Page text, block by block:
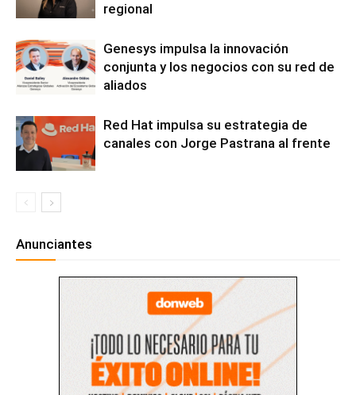
regional
Genesys impulsa la innovación
conjunta y los negocios con su red de
aliados
Red Hat impulsa su estrategia de
canales con Jorge Pastrana al frente
Anunciantes